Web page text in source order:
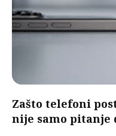
Zašto telefoni
nije samo pitanje